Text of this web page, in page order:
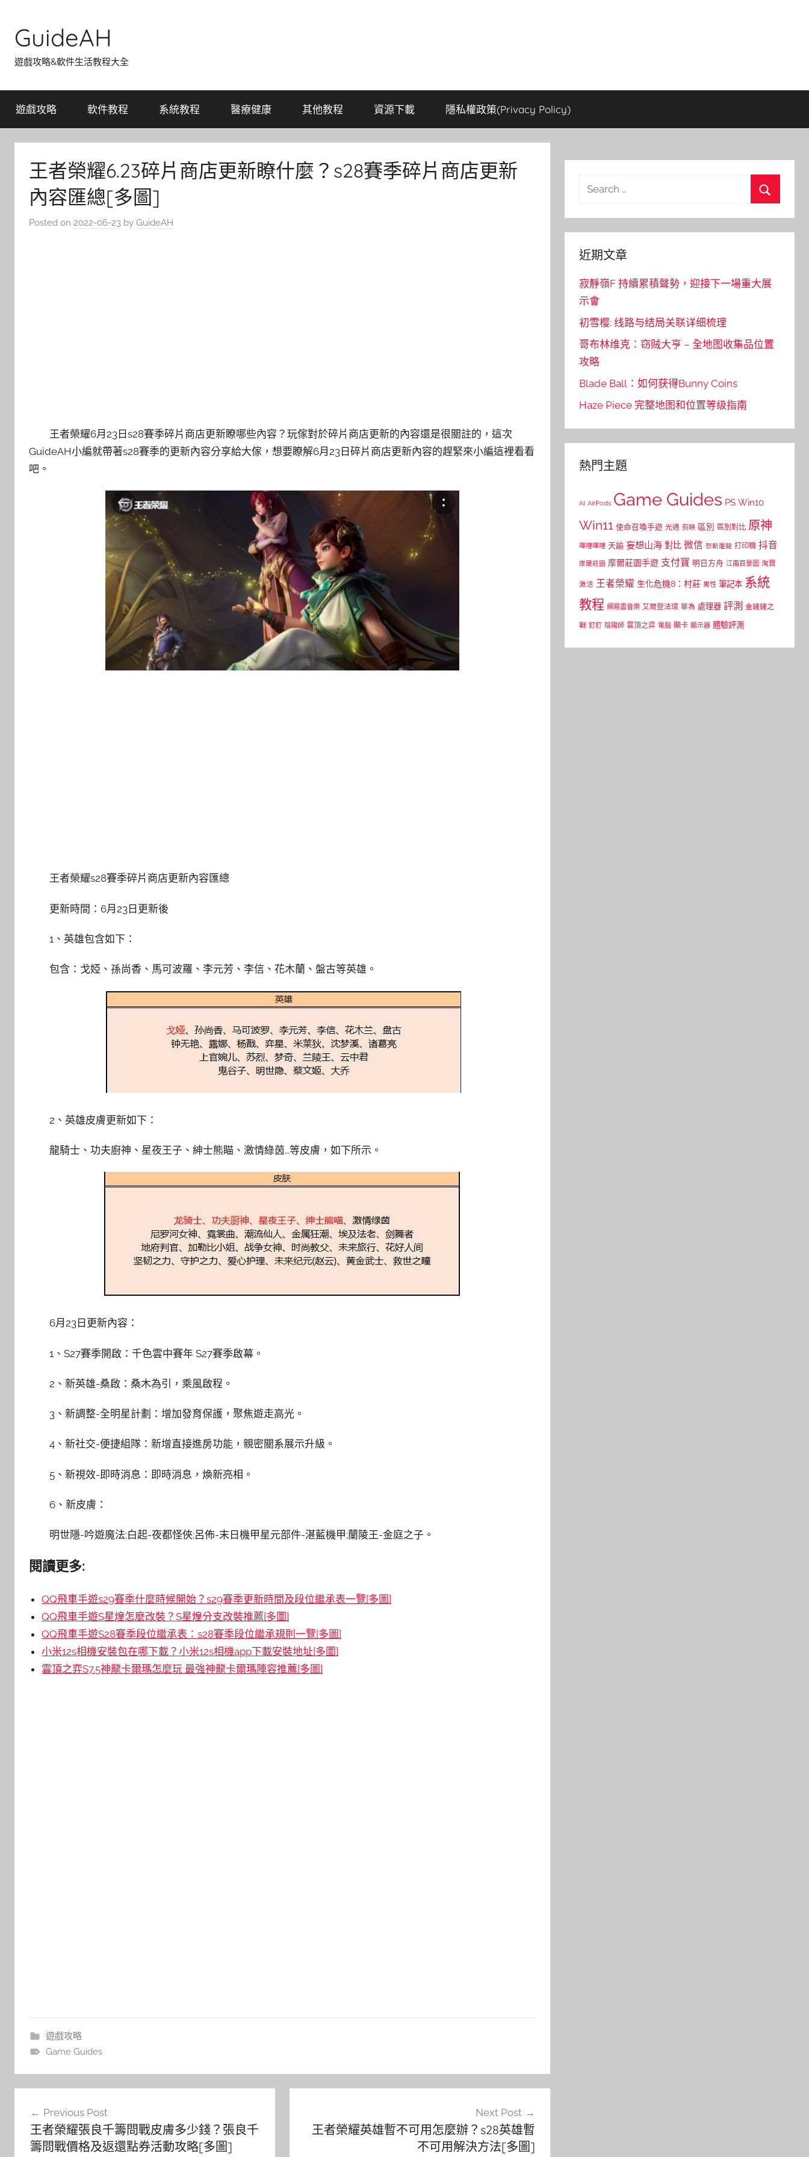
content
GuideAH
遊戲攻略&軟件生活教程大全
遊戲攻略 軟件教程 系統教程 醫療健康 其他教程 資源下載 隱私權政策(Privacy Policy)
王者榮耀6.23碎片商店更新瞭什麼？s28賽季碎片商店更新
內容匯總[多圖]
Posted on 2022-06-23 by GuideAH
王者榮耀6月23日s28賽季碎片商店更新瞭哪些內容？玩傢對於碎片商店更新的內容還是很關註的，這次
GuideAH小編就帶著s28賽季的更新內容分享給大傢，想要瞭解6月23日碎片商店更新內容的趕緊來小編這裡看看
吧。
王者榮耀s28賽季碎片商店更新內容匯總
更新時間：6月23日更新後
1、英雄包含如下：
包含：戈婭、孫尚香、馬可波羅、李元芳、李信、花木蘭、盤古等英雄。
2、英雄皮膚更新如下：
龍騎士、功夫廚神、星夜王子、紳士熊瞄、激情綠茵…等皮膚，如下所示。
6月23日更新內容：
1、S27賽季開啟：千色雲中賽年 S27賽季啟幕。
2、新英雄-桑啟：桑木為引，乘風啟程。
3、新調整-全明星計劃：增加發育保護，聚焦遊走高光。
4、新社交-便捷組隊：新增直接進房功能，親密關系展示升級。
5、新視效-即時消息：即時消息，煥新亮相。
6、新皮膚：
明世隱-吟遊魔法;白起-夜都怪俠;呂佈-末日機甲星元部件-湛藍機甲;蘭陵王-金庭之子。
閱讀更多:
QQ飛車手遊s29賽季什麼時候開始？s29賽季更新時間及段位繼承表一覽[多圖]
QQ飛車手遊S星煌怎麼改裝？S星煌分支改裝推薦[多圖]
QQ飛車手遊S28賽季段位繼承表：s28賽季段位繼承規則一覽[多圖]
小米12s相機安裝包在哪下載？小米12s相機app下載安裝地址[多圖]
雲頂之弈S7.5神龍卡爾瑪怎麼玩 最強神龍卡爾瑪陣容推薦[多圖]
遊戲攻略
Game Guides
Previous Post
王者榮耀張良千籌問戰皮膚多少錢？張良千
籌問戰價格及返還點券活動攻略[多圖]
Next Post
王者榮耀英雄暫不可用怎麼辦？s28英雄暫
不可用解決方法[多圖]
Search
近期文章
寂靜嶺F 持續累積聲勢，迎接下一場重大展
示會
初雪樱: 线路与结局关联详细梳理
哥布林维克：窃贼大亨 – 全地图收集品位置
攻略
Blade Ball：如何获得Bunny Coins
Haze Piece 完整地图和位置等级指南
熱門主題
AI AirPods Game Guides PS Win10
Win11 使命召喚手遊 光遇 剪映 區別 區別對比 原神
嗶哩嗶哩 天諭 妄想山海 對比 微信 怒斬屠龍 打印機 抖音
摩爾莊園 摩爾莊園手遊 支付寶 明日方舟 江南百景圖 淘寶
激活 王者榮耀 生化危機8：村莊 男性 筆記本 系統
教程 網易雲音樂 艾爾登法環 華為 處理器 評測 金鏟鏟之
戰 釘釘 陰陽師 雲頂之弈 電腦 顯卡 顯示器 體驗評測